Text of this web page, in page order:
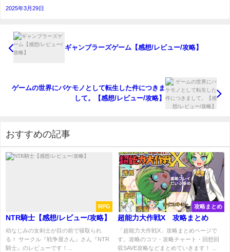
2025年3月29日
ギャンブラーズゲーム【感想/レビュー/攻略】
ゲームの世界にバケモノとして転生した件につきま
して。【感想/レビュー/攻略】
おすすめの記事
RPG
NTR騎士【感想/レビュー/攻略】
幼なじみの女剣士が目の前で寝取られ
る！ サークル『戦争屋さん』さん『NTR
騎士』のレビューです！...
攻略まとめ
超能力大作戦X 攻略まとめ
「超能力大作戦X」攻略まとめページで
す。攻略のコツ・攻略チャート・回想回
収SAVE攻略などまとめていきます！ ...